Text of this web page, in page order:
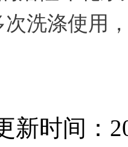
洗涤使用
新时间：